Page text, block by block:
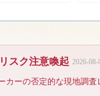
スク注意喚起 2026-08-
カーの否定的な現地調